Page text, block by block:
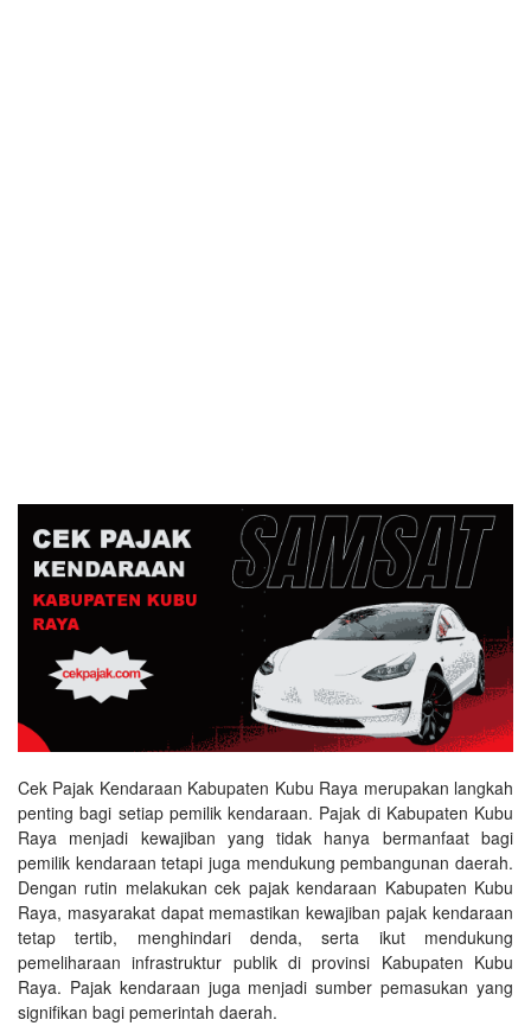
Cek Pajak Kendaraan Kabupaten Kubu Raya merupakan langkah
penting bagi setiap pemilik kendaraan. Pajak di Kabupaten Kubu
Raya menjadi kewajiban yang tidak hanya bermanfaat bagi
pemilik kendaraan tetapi juga mendukung pembangunan daerah.
Dengan rutin melakukan cek pajak kendaraan Kabupaten Kubu
Raya, masyarakat dapat memastikan kewajiban pajak kendaraan
tetap tertib, menghindari denda, serta ikut mendukung
pemeliharaan infrastruktur publik di provinsi Kabupaten Kubu
Raya. Pajak kendaraan juga menjadi sumber pemasukan yang
signifikan bagi pemerintah daerah.